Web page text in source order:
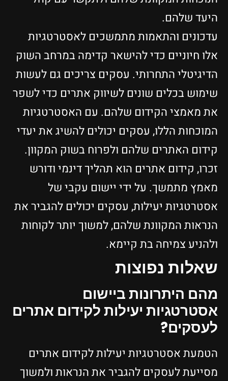
היעד שלהם.
עדכונים והתאמות מתמשכים לאסטרטגיות
אלו חיוניים כדי להישאר קדימה במרחב השוק
הדיגיטלי התחרותי. עסקים צריכים גם לעשות
שימוש בכלים שונים לשיווק אתרים כדי לשפר
את מאמצי הקידום שלהם. עם האסטרטגיות
המוכחות הללו, עסקים יכולים להשיג את יעדי
קידום האתרים שלהם ולפרוח בשוק המקוון.
זכרו, קידום אתרים הוא תהליך דינמי ודורש
מאמץ מתמשך. על ידי יישום עקבי של
אסטרטגיות יעילות, עסקים יכולים להגביר את
הנראות המקוונת שלהם, למשוך יותר לקוחות
ולהניע צמיחה בת קיימא.
שאלות נפוצות
מהם היתרונות ביישום
אסטרטגיות יעילות לקידום אתרים
לעסקים?
הטמעת אסטרטגיות יעילות לקידום אתרים
מסייעת לעסקים להגביר את הנראות ולמשוך